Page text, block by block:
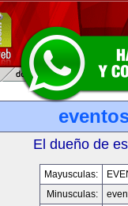
El dueño de
Mayusculas:
Minusculas: